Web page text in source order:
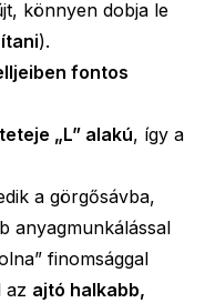
könnyen dobja le
).
fontos
„L” alakú, így a
a görgősávba,
anyagmunkálással
finomsággal
az ajtó halkabb,